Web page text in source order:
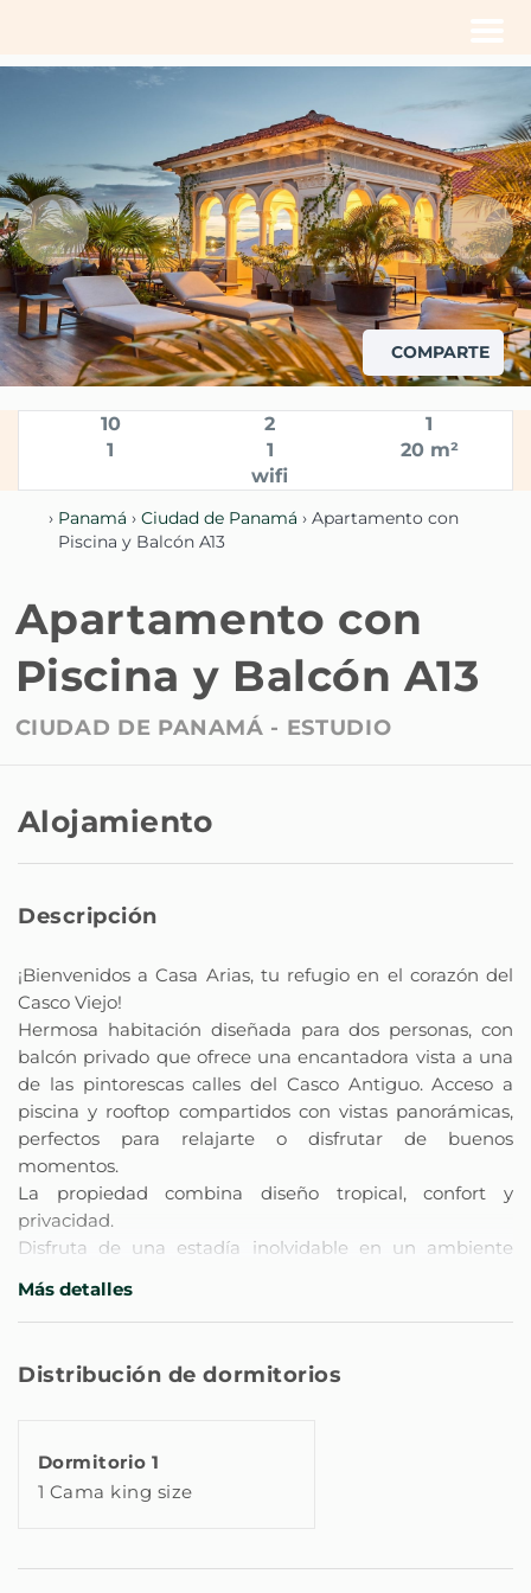
Menu
COMPARTE
10 2
1
1
1
20 m²
wifi
› Panamá › Ciudad de Panamá › Apartamento con
Piscina y Balcón A13
Apartamento con
Piscina y Balcón A13
CIUDAD DE PANAMÁ - ESTUDIO
Alojamiento
Descripción
¡Bienvenidos a Casa Arias, tu refugio en el corazón del
Casco Viejo!
Hermosa habitación diseñada para dos personas, con
balcón privado que ofrece una encantadora vista a una
de las pintorescas calles del Casco Antiguo. Acceso a
piscina y rooftop compartidos con vistas panorámicas,
perfectos para relajarte o disfrutar de buenos
momentos.
La propiedad combina diseño tropical, confort y
privacidad.
Disfruta de una estadía inolvidable en un ambiente
** Características principales de la propiedad **
split, calefacción, mesa de trabajo y Smart TV.
perchas, plancha, tabla de planchar, persianas o cortinas
blackout, calefacción, artículos de aseo básicos, ropa de
productos de limpieza, secador de pelo y toalla.
Más detalles
Distribución de dormitorios
Dormitorio 1
1 Cama king size